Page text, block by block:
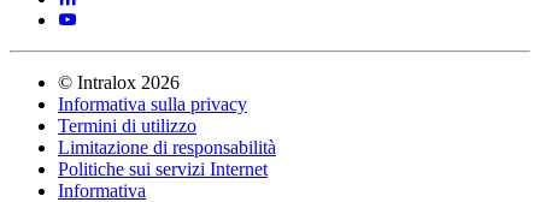
© Intralox 2026
Informativa sulla privacy
Termini di utilizzo
Limitazione di responsabilità
Politiche sui servizi Internet
Informativa